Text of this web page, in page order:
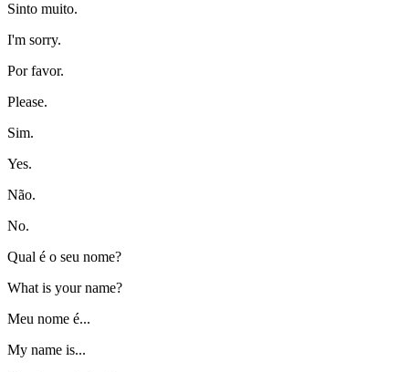
Sinto muito.
I'm sorry.
Por favor.
Please.
Sim.
Yes.
Não.
No.
Qual é o seu nome?
What is your name?
Meu nome é...
My name is...